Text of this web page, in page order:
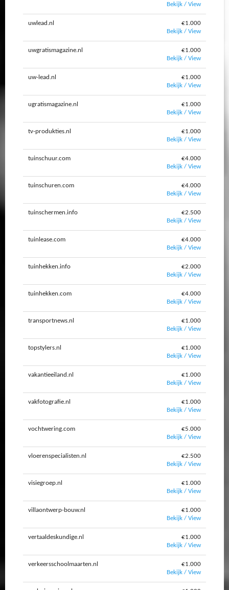
Bekijk / View
uwlead.nl
€1.000
Bekijk / View
uwgratismagazine.nl
€1.000
Bekijk / View
uw-lead.nl
€1.000
Bekijk / View
ugratismagazine.nl
€1.000
Bekijk / View
tv-produkties.nl
€1.000
Bekijk / View
tuinschuur.com
€4.000
Bekijk / View
tuinschuren.com
€4.000
Bekijk / View
tuinschermen.info
€2.500
Bekijk / View
tuinlease.com
€4.000
Bekijk / View
tuinhekken.info
€2.000
Bekijk / View
tuinhekken.com
€4.000
Bekijk / View
transportnews.nl
€1.000
Bekijk / View
topstylers.nl
€1.000
Bekijk / View
vakantieeiland.nl
€1.000
Bekijk / View
vakfotografie.nl
€1.000
Bekijk / View
vochtwering.com
€5.000
Bekijk / View
vloerenspecialisten.nl
€2.500
Bekijk / View
visiegroep.nl
€1.000
Bekijk / View
villaontwerp-bouw.nl
€1.000
Bekijk / View
vertaaldeskundige.nl
€1.000
Bekijk / View
verkeersschoolmaarten.nl
€1.000
Bekijk / View